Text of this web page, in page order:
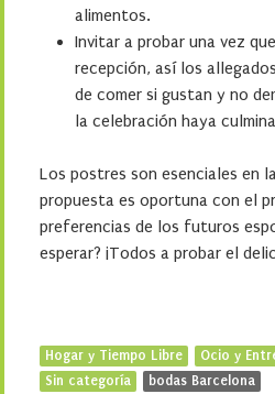
alimentos.
Invitar a probar una vez
recepción, así los
de comer si gustan y no
la celebración haya
Los postres son esenciales en
propuesta es oportuna con el
preferencias de los futuros
esperar? ¡Todos a probar el
Hogar y Tiempo Libre
Ocio y
Sin categoría
bodas Barcelona